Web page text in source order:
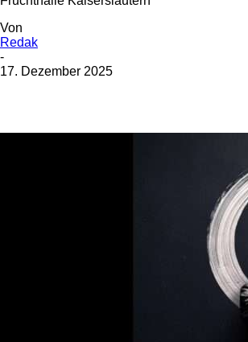
Von
Redak
-
17. Dezember 2025